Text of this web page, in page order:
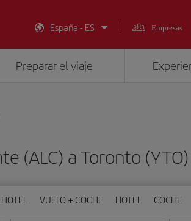
España - ES
Empresas
Preparar el viaje
(ALC) a Toronto
VUELO + COCHE HOTEL COCHE